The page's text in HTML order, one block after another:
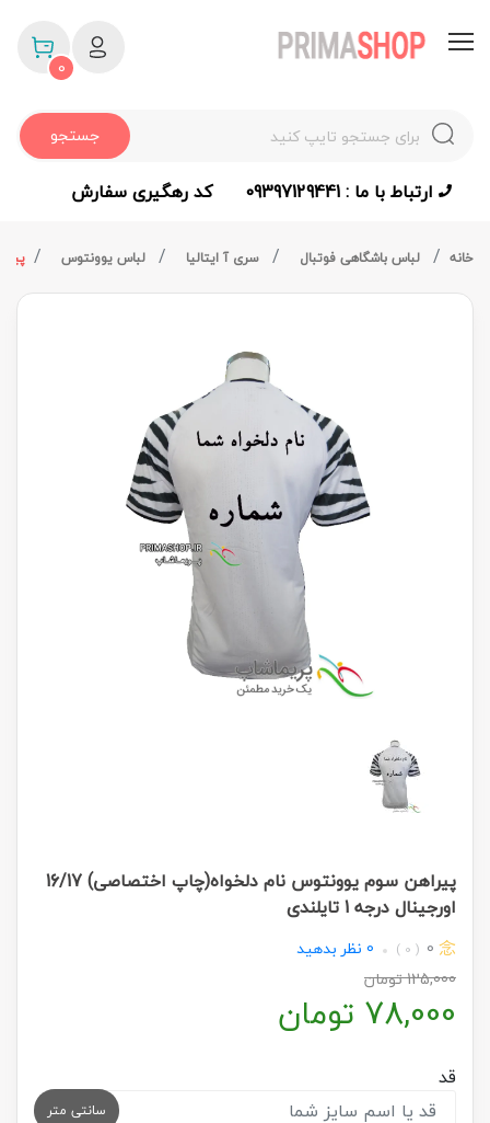
جستجو
0
ارتباط با ما : 09397129441 کد رهگیری سفارش
خانه لباس باشگاهی فوتبال سری آ ایتالیا لباس یوونتوس
پیراهن سوم یوونتوس نام دلخواه(چاپ اختصاصی) 16/17
اورجینال درجه 1 تایلندی
0
( 0 )
0 نظر بدهید
125,000تومان
78,000 تومان
قد
سانتی متر